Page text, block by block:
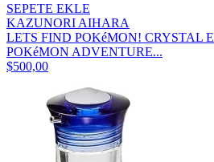
SEPETE EKLE
KAZUNORI AIHARA
LETS FIND POKéMON! CRYSTAL
POKéMON ADVENTURE...
$500,00